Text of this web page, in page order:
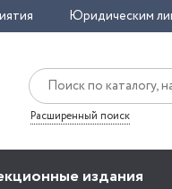
Юридическим
Расширенный поиск
издания